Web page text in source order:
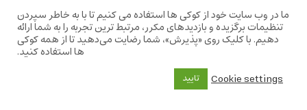
می‌خواست در خواندن او را همراهی کنیم. می‌دانستم
مادر در تمام راه نگران بود. حتا دیدم که چند پنجره
روشن شد و کسانی حرف‌هایی زدند، اما آن قدر صدای
پدر بلند بود که نشنیدم چه می‌گفتند. حتم فحش
می‌داده‌اند یا خواهش می‌کرده‌اند آهسته‌تر بخواند.
یکی دو راننده هم که ناگزیر شدند مدتی بایستند تا
ما در وب سایت خود از کوکی ها استفاده می کنیم تا با به خاطر سپردن
تنظیمات برگزیده و بازدیدهای مکرر، مرتبط ترین تجربه را به شما ارائه
دهیم. با کلیک روی «پذیرش»، شما رضایت می‌دهید تا از همه کوکی
ها استفاده کنید.
Cookie settings
تایید